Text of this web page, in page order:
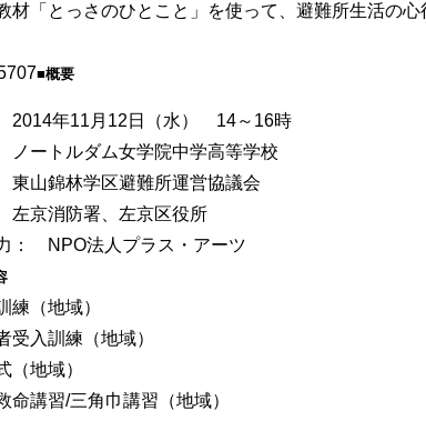
材「とっさのひとこと」を使って、避難所生活の
■概要
2014年11月12日（水） 14～16時
ートルダム女学院中学高等学校
山錦林学区避難所運営協議会
京消防署、左京区役所
： NPO法人プラス・アーツ
（地域）
入訓練（地域）
地域）
講習/三角巾講習（地域）